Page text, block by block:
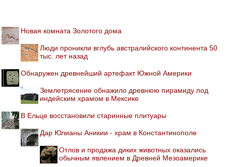
Новая комната Золотого дома
Люди проникли вглубь австралийского континента 50
тыс. лет назад
Обнаружен древнейший артефакт Южной Америки
Землетрясение обнажило древнюю пирамиду под
индейским храмом в Мексике
В Ельце восстановили старинные плитуары
Дар Юлианы Аникии - храм в Константинополе
Отлов и продажа диких животных оказались
обычным явлением в Древней Мезоамерике